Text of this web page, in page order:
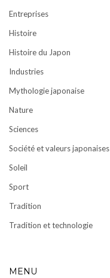
Entreprises
Histoire
Histoire du Japon
Industries
Mythologie japonaise
Nature
Sciences
Société et valeurs japonaises
Soleil
Sport
Tradition
Tradition et technologie
MENU